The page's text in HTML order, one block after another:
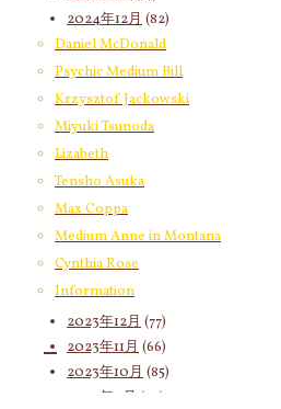
Daniel McDonald
Psychic Medium Bill
Krzysztof Jackowski
Miyuki Tsunoda
Lizabeth
Tensho Asuka
Max Coppa
Medium Anne in Montana
Cynthia Rose
Information
2024年12月 (82)
2024年11月(53)
2024年10月(65)
2024年9月(58)
2024年8月(65)
2024年7月
2024年6月
2024年4月
2024年3月(70)
2024年2月(55)
2024年1月
2023年12月 (77)
2023年11月 (66)
2023年10月 (85)
2023年9月 (59)